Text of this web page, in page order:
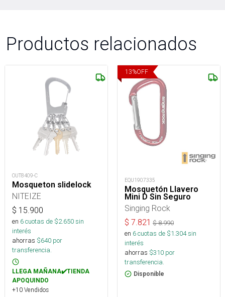
Productos relacionados
OUT8409-C
Mosqueton slidelock
NITEIZE
$ 15.900
en 6cuotas de $2.650sin
interés
ahorras $640 por
transferencia.
LLEGA MAÑANA✔️TIENDA
APOQUINDO
+10 Vendidos
13%OFF
EQU1907335
Mosquetón Llavero
Mini D Sin Seguro
Singing Rock
$ 7.821 $8.990
en 6cuotas de $1.304sin
interés
ahorras $310 por
transferencia.
Disponible